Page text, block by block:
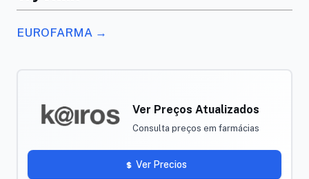
EUROFARMA →
Ver Preços Atualizados
Consulta preços em farmácias
Ver Precios